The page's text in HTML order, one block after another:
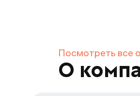
Посмотреть все
О